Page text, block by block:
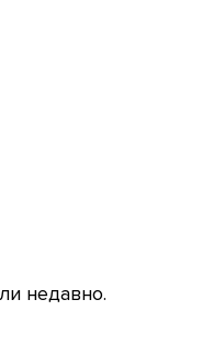
недавно.